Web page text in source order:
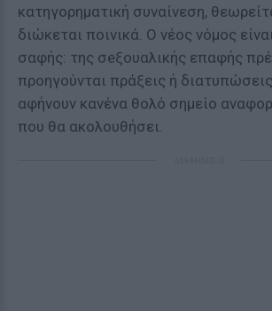
κατηγορηματική συναίνεση,
διώκεται ποινικά. Ο νέος νόμος
σαφής: της σeξουαλικής επαφής
προηγούνται πράξεις ή
αφήνουν κανένα θολό σημείο
που θα ακολουθήσει.